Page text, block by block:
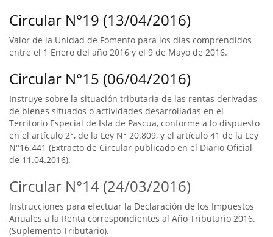
Circular N°19 (13/04/2016)
Valor de la Unidad de Fomento para los días comprendidos
entre el 1 Enero del año 2016 y el 9 de Mayo de 2016.
Circular N°15 (06/04/2016)
Instruye sobre la situación tributaria de las rentas derivadas
de bienes situados o actividades desarrolladas en el
Territorio Especial de Isla de Pascua, conforme a lo dispuesto
en el artículo 2°, de la Ley N° 20.809, y el artículo 41 de la Ley
N°16.441 (Extracto de Circular publicado en el Diario Oficial
de 11.04.2016).
Circular N°14 (24/03/2016)
Instrucciones para efectuar la Declaración de los Impuestos
Anuales a la Renta correspondientes al Año Tributario 2016.
(Suplemento Tributario).